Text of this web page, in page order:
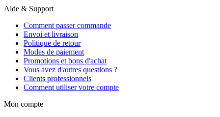
Aide & Support
Comment passer commande
Envoi et livraison
Politique de retour
Modes de paiement
Promotions et bons d'achat
Vous avez d'autres questions ?
Clients professionnels
Comment utiliser votre compte
Mon compte